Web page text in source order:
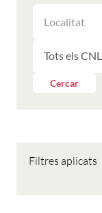
ELS
RESULTATS
LES
PER
LES
Cercar
Filtres aplicats